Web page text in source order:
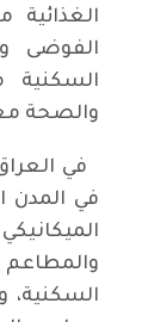
الفوضى
السكنية
والصحة
في
في المدن